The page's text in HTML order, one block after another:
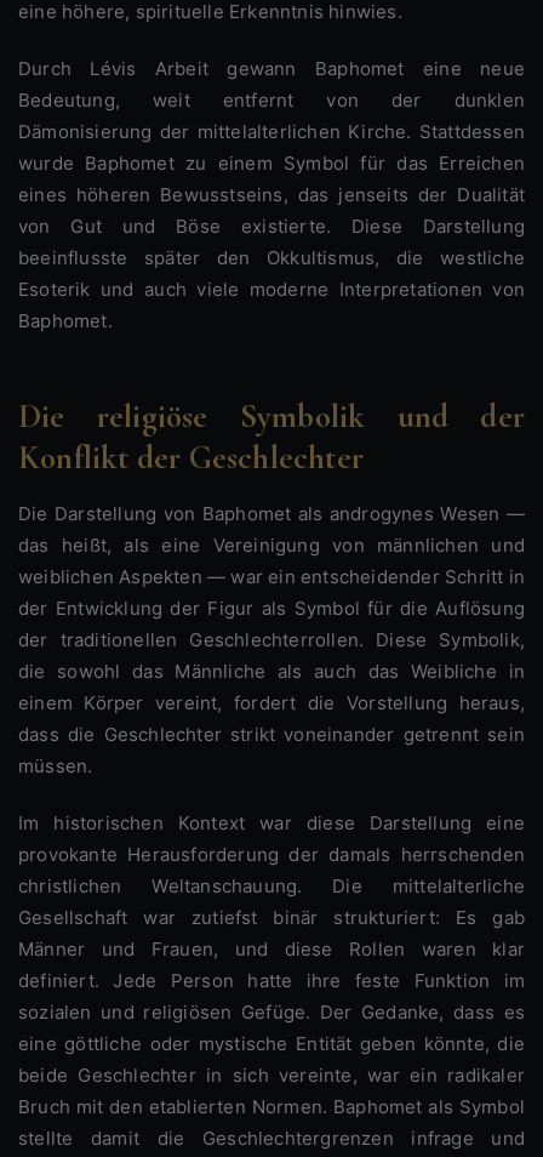
eine höhere, spirituelle Erkenntnis hinwies.
Durch Lévis Arbeit gewann Baphomet eine neue
Bedeutung, weit entfernt von der dunklen
Dämonisierung der mittelalterlichen Kirche. Stattdessen
wurde Baphomet zu einem Symbol für das Erreichen
eines höheren Bewusstseins, das jenseits der Dualität
von Gut und Böse existierte. Diese Darstellung
beeinflusste später den Okkultismus, die westliche
Esoterik und auch viele moderne Interpretationen von
Baphomet.
Die religiöse Symbolik und der
Konflikt der Geschlechter
Die Darstellung von Baphomet als androgynes Wesen —
das heißt, als eine Vereinigung von männlichen und
weiblichen Aspekten — war ein entscheidender Schritt in
der Entwicklung der Figur als Symbol für die Auflösung
der traditionellen Geschlechterrollen. Diese Symbolik,
die sowohl das Männliche als auch das Weibliche in
einem Körper vereint, fordert die Vorstellung heraus,
dass die Geschlechter strikt voneinander getrennt sein
müssen.
Im historischen Kontext war diese Darstellung eine
provokante Herausforderung der damals herrschenden
christlichen Weltanschauung. Die mittelalterliche
Gesellschaft war zutiefst binär strukturiert: Es gab
Männer und Frauen, und diese Rollen waren klar
definiert. Jede Person hatte ihre feste Funktion im
sozialen und religiösen Gefüge. Der Gedanke, dass es
eine göttliche oder mystische Entität geben könnte, die
beide Geschlechter in sich vereinte, war ein radikaler
Bruch mit den etablierten Normen. Baphomet als Symbol
stellte damit die Geschlechtergrenzen infrage und